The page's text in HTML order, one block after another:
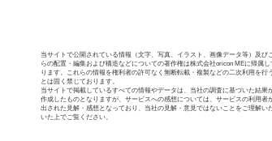
当サイトで公開されている情報（文字、写真、イラスト、画像データ等）及び
らの配置・編集および構造などについての著作権は株式会社oricon MEに帰属し
ります。これらの情報を権利者の許可なく無断転載・複製などの二次利用を行
とは固く禁じております。
当サイトで掲載しているすべての情報やデータは、当社の調査に基づいた結果
作成したものとなりますが、サービスへの感想については、サービスの利用者
出された見解・感想となっており、当社の見解・意見ではないことをご理解い
いた上でご覧ください。